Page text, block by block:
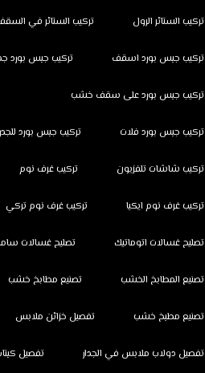
تركيب الستائر الرول تركيب الستائر في
تركيب جبس بورد اسقف تركيب جبس بورد
تركيب جبس بورد على سقف خشب
تركيب جبس بورد فلات تركيب جبس بورد
تركيب شاشات تلفزيون تركيب غرف نوم
تركيب غرف نوم ايكيا تركيب غرف نوم تركي
تصليح غسالات اتوماتيك تصليح غسالات
تصنيع المطابخ الخشب تصنيع مطابخ خشب
تصنيع مطبخ خشب تفصيل خزائن ملابس
تفصيل دولاب ملابس في الجدار تفصيل